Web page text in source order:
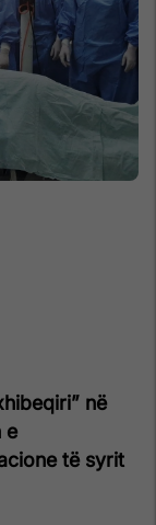
në
e
të syrit